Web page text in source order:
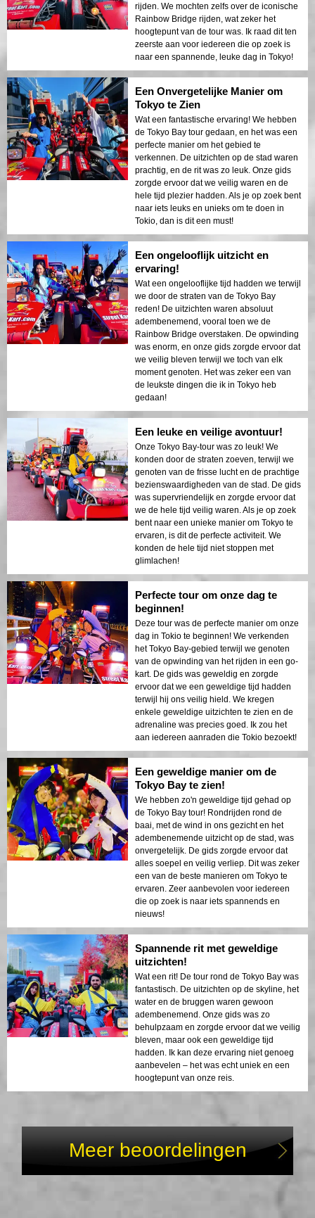
rijden. We mochten zelfs over de iconische
Rainbow Bridge rijden, wat zeker het
hoogtepunt van de tour was. Ik raad dit ten
zeerste aan voor iedereen die op zoek is
naar een spannende, leuke dag in Tokyo!
Een Onvergetelijke Manier om
Tokyo te Zien
Wat een fantastische ervaring! We hebben
de Tokyo Bay tour gedaan, en het was een
perfecte manier om het gebied te
verkennen. De uitzichten op de stad waren
prachtig, en de rit was zo leuk. Onze gids
zorgde ervoor dat we veilig waren en de
hele tijd plezier hadden. Als je op zoek bent
naar iets leuks en unieks om te doen in
Tokio, dan is dit een must!
Een ongelooflijk uitzicht en
ervaring!
Wat een ongelooflijke tijd hadden we terwijl
we door de straten van de Tokyo Bay
reden! De uitzichten waren absoluut
adembenemend, vooral toen we de
Rainbow Bridge overstaken. De opwinding
was enorm, en onze gids zorgde ervoor dat
we veilig bleven terwijl we toch van elk
moment genoten. Het was zeker een van
de leukste dingen die ik in Tokyo heb
gedaan!
Een leuke en veilige avontuur!
Onze Tokyo Bay-tour was zo leuk! We
konden door de straten zoeven, terwijl we
genoten van de frisse lucht en de prachtige
bezienswaardigheden van de stad. De gids
was supervriendelijk en zorgde ervoor dat
we de hele tijd veilig waren. Als je op zoek
bent naar een unieke manier om Tokyo te
ervaren, is dit de perfecte activiteit. We
konden de hele tijd niet stoppen met
glimlachen!
Perfecte tour om onze dag te
beginnen!
Deze tour was de perfecte manier om onze
dag in Tokio te beginnen! We verkenden
het Tokyo Bay-gebied terwijl we genoten
van de opwinding van het rijden in een go-
kart. De gids was geweldig en zorgde
ervoor dat we een geweldige tijd hadden
terwijl hij ons veilig hield. We kregen
enkele geweldige uitzichten te zien en de
adrenaline was precies goed. Ik zou het
aan iedereen aanraden die Tokio bezoekt!
Een geweldige manier om de
Tokyo Bay te zien!
We hebben zo'n geweldige tijd gehad op
de Tokyo Bay tour! Rondrijden rond de
baai, met de wind in ons gezicht en het
adembenemende uitzicht op de stad, was
onvergetelijk. De gids zorgde ervoor dat
alles soepel en veilig verliep. Dit was zeker
een van de beste manieren om Tokyo te
ervaren. Zeer aanbevolen voor iedereen
die op zoek is naar iets spannends en
nieuws!
Spannende rit met geweldige
uitzichten!
Wat een rit! De tour rond de Tokyo Bay was
fantastisch. De uitzichten op de skyline, het
water en de bruggen waren gewoon
adembenemend. Onze gids was zo
behulpzaam en zorgde ervoor dat we veilig
bleven, maar ook een geweldige tijd
hadden. Ik kan deze ervaring niet genoeg
aanbevelen – het was echt uniek en een
hoogtepunt van onze reis.
Meer beoordelingen